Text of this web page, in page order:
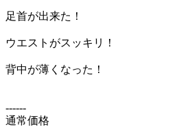
足首が出来た！
ウエストがスッキリ！
背中が薄くなった！
------
通常価格